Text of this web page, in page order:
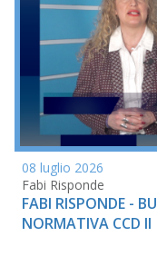
08 luglio 2026
Fabi Risponde
FABI RISPONDE -
NORMATIVA CCD II